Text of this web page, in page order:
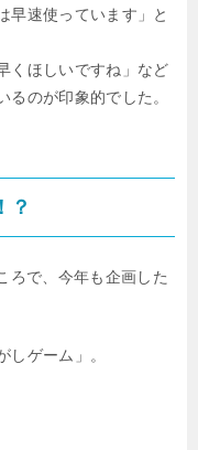
早速使っています」と
くほしいですね」など
のが印象的でした。
？
ろで、今年も企画した
しゲーム」。